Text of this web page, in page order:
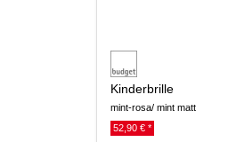
Kinderbrille
mint-rosa/ mint matt
52,90 € *